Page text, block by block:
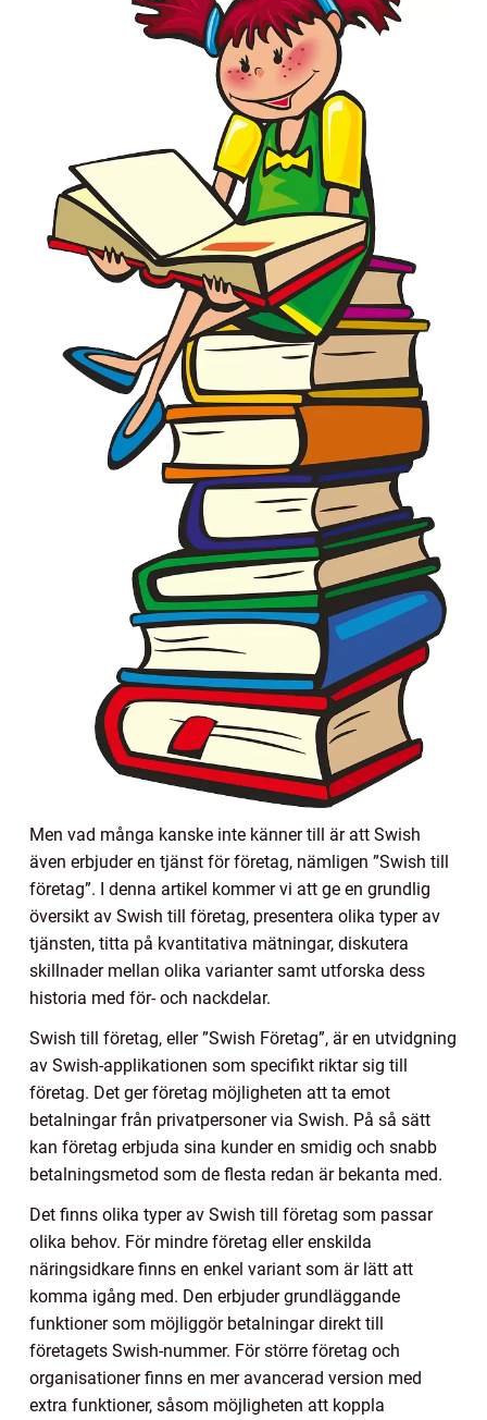
Men vad många kanske inte känner till är att Swish
även erbjuder en tjänst för företag, nämligen ”Swish till
företag”. I denna artikel kommer vi att ge en grundlig
översikt av Swish till företag, presentera olika typer av
tjänsten, titta på kvantitativa mätningar, diskutera
skillnader mellan olika varianter samt utforska dess
historia med för- och nackdelar.
Swish till företag, eller ”Swish Företag”, är en utvidgning
av Swish-applikationen som specifikt riktar sig till
företag. Det ger företag möjligheten att ta emot
betalningar från privatpersoner via Swish. På så sätt
kan företag erbjuda sina kunder en smidig och snabb
betalningsmetod som de flesta redan är bekanta med.
Det finns olika typer av Swish till företag som passar
olika behov. För mindre företag eller enskilda
näringsidkare finns en enkel variant som är lätt att
komma igång med. Den erbjuder grundläggande
funktioner som möjliggör betalningar direkt till
företagets Swish-nummer. För större företag och
organisationer finns en mer avancerad version med
extra funktioner, såsom möjligheten att koppla